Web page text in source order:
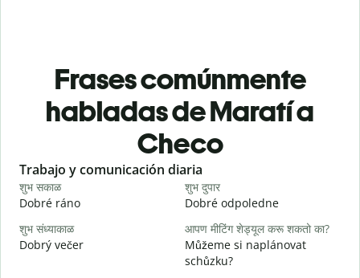
Frases comúnmente
habladas de Maratí a
Checo
Slide 1 of 6
Trabajo y comunicación diaria
शुभ सकाळ
Dobré ráno
शुभ दुपार
Dobré odpoledne
शुभ संध्याकाळ
Dobrý večer
आपण मीटिंग शेड्यूल करू शकतो का?
Můžeme si naplánovat
schůzku?